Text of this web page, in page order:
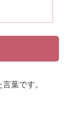
葉です。